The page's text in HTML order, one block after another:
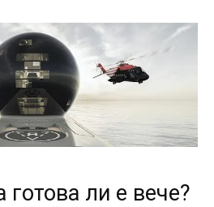
готова ли е вече?